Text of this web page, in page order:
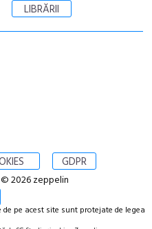
LIBRĂRII
GDPR
© 2026 zeppelin
pe acest site sunt protejate de legea